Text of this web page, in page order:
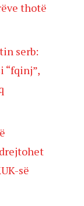
thotë
serb:
“fqinj”,
së